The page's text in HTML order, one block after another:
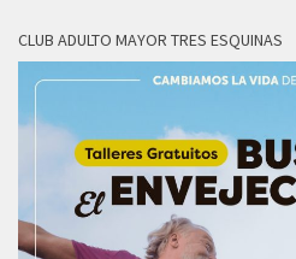
CLUB ADULTO MAYOR TRES ESQUINAS